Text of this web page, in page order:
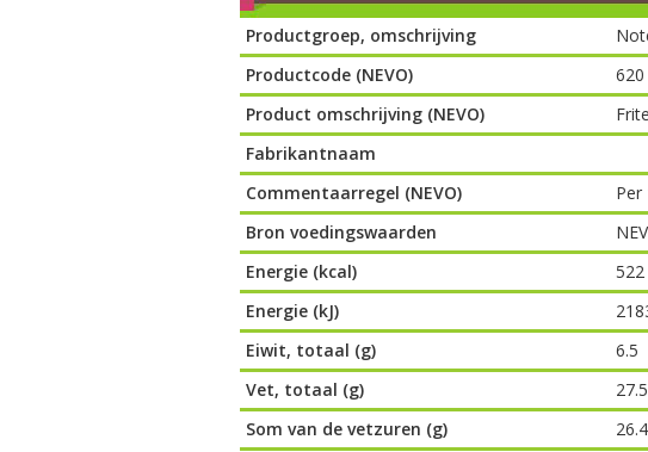
Productgroep, omschrijving
Productcode (NEVO)
620
Product omschrijving (NEVO)
Fabrikantnaam
Commentaarregel (NEVO)
Per
Bron voedingswaarden
Energie (kcal)
522
Energie (kJ)
Eiwit, totaal (g)
6.5
Vet, totaal (g)
27.5
Som van de vetzuren (g)
26.4